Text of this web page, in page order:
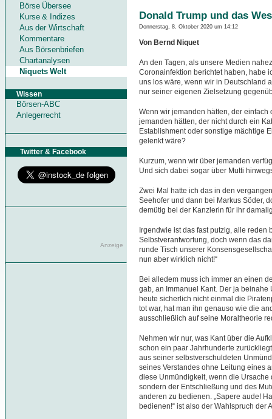
Börse Übersee
Kurse & Indizes
Aus der Wirtschaft
Kommentare
Aus Börsenbriefen
Chartanalysen
Niquets Welt
Wissen
Börsen-ABC
Anlegerrecht
Twitter & Facebook
Anzeige
Donald Trump und das
Donnerstag, 8. Oktober 2020 um 14:12
Von Bernd Niquet
An den Tagen, als unsere Medien
Coronainfektion berichtet haben, habe
uns los wäre, wenn wir in Deutschland
nur seiner eigenen Zielsetzung
Wenn wir jemanden hätten, der einfach
jemanden hätten, der nicht durch ein
Establishment oder sonstige mächtige
gelenkt wäre?
Kurzum, wenn wir über jemanden
Und sich dabei sogar über Mutti
Zwei Mal hatte ich das in den
Seehofer und dann bei Markus Söder,
demütig bei der Kanzlerin für ihr
Irgendwie ist das fast putzig, alle reden
Selbstverantwortung, doch wenn das
runde Tisch unserer
nun aber wirklich nicht!“
Bei alledem muss ich immer an einen
gab, an Immanuel Kant. Der ja
heute sicherlich nicht einmal die
tot war, hat man ihn genauso wie die
ausschließlich auf seine Moraltheorie
Nehmen wir nur, was Kant über die
schon ein paar Jahrhunderte
aus seiner selbstverschuldeten
seines Verstandes ohne Leitung eines
diese Unmündigkeit, wenn die
sondern der Entschließung und des
anderen zu bedienen. „Sapere aude!
bedienen!“ ist also der Wahlspruch der